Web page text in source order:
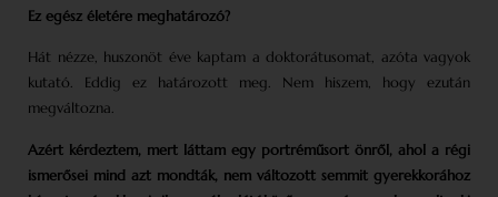
Ez egész életére meghatározó?
Hát nézze, huszonöt éve kaptam a doktorátusomat, azóta vagyok
kutató. Eddig ez határozott meg. Nem hiszem, hogy ezután
megváltozna.
Azért kérdeztem, mert láttam egy portréműsort önről, ahol a régi
ismerősei mind azt mondták, nem változott semmit gyerekkorához